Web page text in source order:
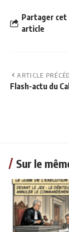
Partager cet
article
ARTICLE
Flash-actu du
Sur le